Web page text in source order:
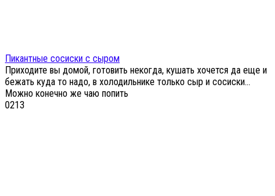
Пикантные сосиски с сыром
Приходите вы домой, готовить некогда, кушать хочется да еще и
бежать куда то надо, в холодильнике только сыр и сосиски…
Можно конечно же чаю попить
0213